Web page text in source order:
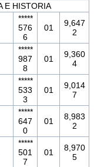
E HISTORIA
*****
576
6
01
9,647
2
*****
987
8
01
9,360
4
*****
533
3
01
9,014
7
*****
647
0
01
8,983
2
*****
501
7
01
8,970
5